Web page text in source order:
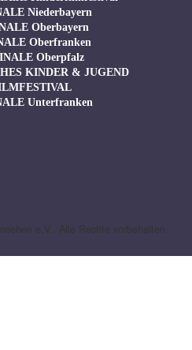
Niederbayern
Oberbayern
Oberfranken
Oberpfalz
KINDER & JUGEND
Unterfranken
e.V., Alle Rechte vorbehalten.